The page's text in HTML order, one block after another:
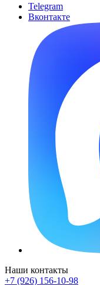
Telegram
Вконтакте
Наши контакты
+7 (926) 156-10-98